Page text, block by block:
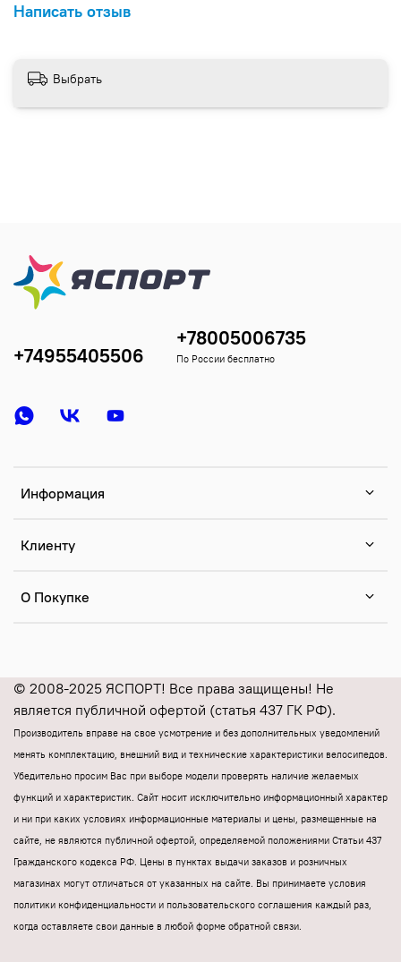
Написать отзыв
Выбрать
Информация
Клиенту
О Покупке
+74955405506
+78005006735
По России бесплатно
© 2008-2025 ЯСПОРТ! Все права защищены! Не
является публичной офертой (статья 437 ГК РФ).
Производитель вправе на свое усмотрение и без дополнительных уведомлений
менять комплектацию, внешний вид и технические характеристики велосипедов.
Убедительно просим Вас при выборе модели проверять наличие желаемых
функций и характеристик. Cайт носит исключительно информационный характер
и ни при каких условиях информационные материалы и цены, размещенные на
сайте, не являются публичной офертой, определяемой положениями Статьи 437
Гражданского кодекса РФ. Цены в пунктах выдачи заказов и розничных
магазинах могут отличаться от указанных на сайте. Вы принимаете условия
политики конфиденциальности и пользовательского соглашения каждый раз,
когда оставляете свои данные в любой форме обратной связи.